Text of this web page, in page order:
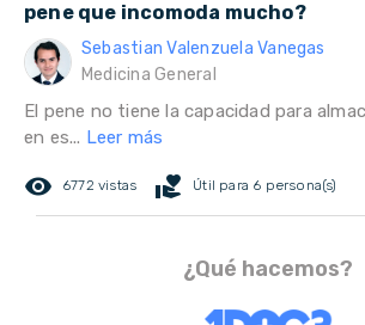
pene que incomoda mucho?
Sebastian Valenzuela Vanegas
Medicina General
El pene no tiene la capacidad para
en es... Leer más
remove_red_eye 6772 vistas volunteer_activism Útil para 6 persona(s)
¿Qué hacemos?